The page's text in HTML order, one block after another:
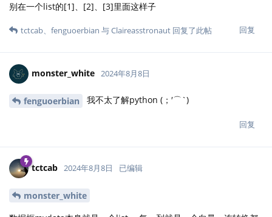
别在一个list的[1]、[2]、[3]里面这样子
回复
tctcab、 fenguoerbian 与Claireasstronaut 回复了此帖
monster_white 2024年8月8日
fenguoerbian 我不太了解python (；′⌒`)
回复
tctcab 2024年8月8日 已编辑
monster_white